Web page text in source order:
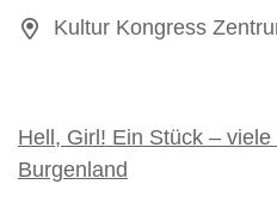
Kultur Kongress
Hell, Girl! Ein Stück ‒
Burgenland